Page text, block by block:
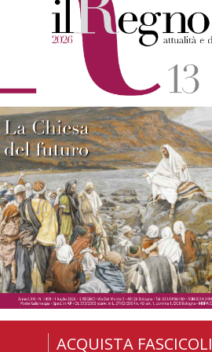
ACQUISTA FASCICOLI